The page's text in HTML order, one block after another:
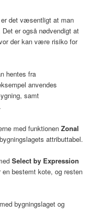
det væsentligt at man
er også nødvendigt at
der kan være risiko for
hentes fra
anvendes
samt
med funktionenZonal
attributtabel.
Select by Expression
bestemt kote, og resten
med bygningslaget og